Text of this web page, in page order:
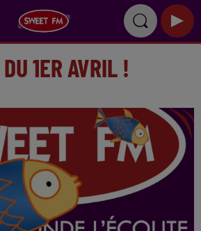
1ER AVRIL !